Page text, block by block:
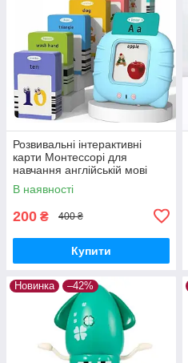
Розвивальні інтерактивні
карти Монтессорі для
навчання англійській мові
Блакитний
В наявності
200 ₴ 400 ₴
Купити
Новинка –42%